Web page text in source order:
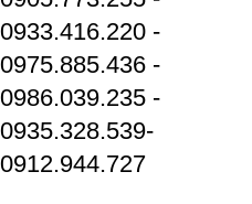
0933.416.220 -
0975.885.436 -
0986.039.235 -
0935.328.539-
0912.944.727